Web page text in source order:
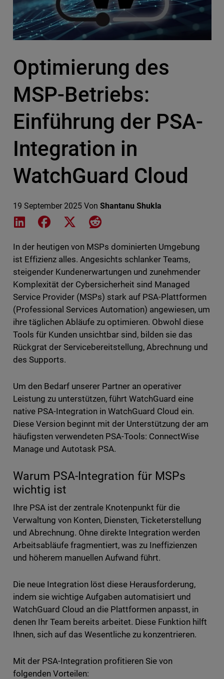
Optimierung des
MSP-Betriebs:
Einführung der PSA-
Integration in
WatchGuard Cloud
19 September 2025 Von Shantanu Shukla
Share on LinkedIn
Share on Facebook
Share on XShare on Reddit
In der heutigen von MSPs dominierten Umgebung
ist Effizienz alles. Angesichts schlanker Teams,
steigender Kundenerwartungen und zunehmender
Komplexität der Cybersicherheit sind Managed
Service Provider (MSPs) stark auf PSA-Plattformen
(Professional Services Automation) angewiesen, um
ihre täglichen Abläufe zu optimieren. Obwohl diese
Tools für Kunden unsichtbar sind, bilden sie das
Rückgrat der Servicebereitstellung, Abrechnung und
des Supports.
Um den Bedarf unserer Partner an operativer
Leistung zu unterstützen, führt WatchGuard eine
native PSA-Integration in WatchGuard Cloud ein.
Diese Version beginnt mit der Unterstützung der am
häufigsten verwendeten PSA-Tools: ConnectWise
Manage und Autotask PSA.
Warum PSA-Integration für MSPs
wichtig ist
Ihre PSA ist der zentrale Knotenpunkt für die
Verwaltung von Konten, Diensten, Ticketerstellung
und Abrechnung. Ohne direkte Integration werden
Arbeitsabläufe fragmentiert, was zu Ineffizienzen
und höherem manuellen Aufwand führt.
Die neue Integration löst diese Herausforderung,
indem sie wichtige Aufgaben automatisiert und
WatchGuard Cloud an die Plattformen anpasst, in
denen Ihr Team bereits arbeitet. Diese Funktion hilft
Ihnen, sich auf das Wesentliche zu konzentrieren.
Mit der PSA-Integration profitieren Sie von
folgenden Vorteilen: